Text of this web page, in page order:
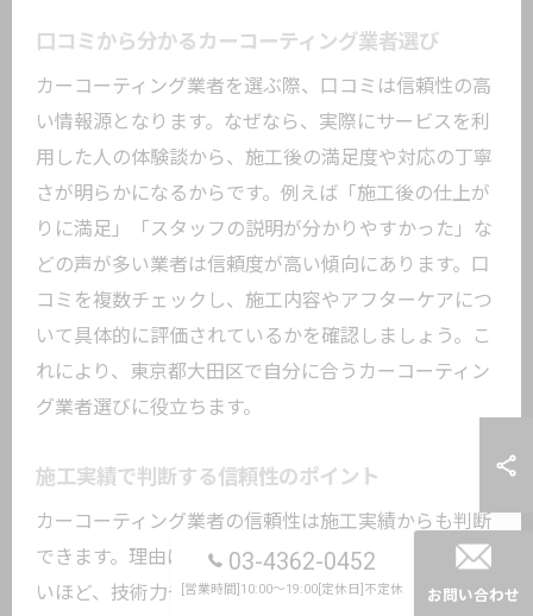
口コミから分かるカーコーティング業者選び
カーコーティング業者を選ぶ際、口コミは信頼性の高
い情報源となります。なぜなら、実際にサービスを利
用した人の体験談から、施工後の満足度や対応の丁寧
さが明らかになるからです。例えば「施工後の仕上が
りに満足」「スタッフの説明が分かりやすかった」な
どの声が多い業者は信頼度が高い傾向にあります。口
コミを複数チェックし、施工内容やアフターケアにつ
いて具体的に評価されているかを確認しましょう。こ
れにより、東京都大田区で自分に合うカーコーティン
グ業者選びに役立ちます。
施工実績で判断する信頼性のポイント
カーコーティング業者の信頼性は施工実績からも判断
できます。理由は、過去の施工数や対応車種の幅が多
いほど、技術力や経験値が高いと考えられるためで
03-4362-0452
[営業時間]10:00～19:00[定休日]不定休 お問い合わせ